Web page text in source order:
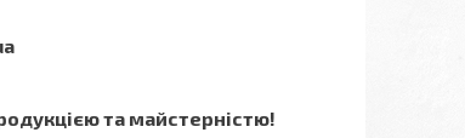
та майстерністю!